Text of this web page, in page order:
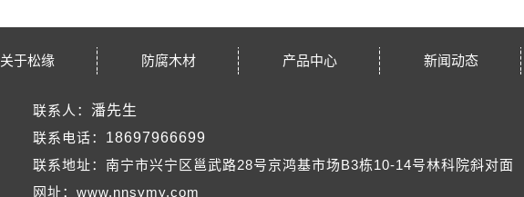
关于松缘 防腐木材 产品中心 新闻动态
联系人： 潘先生
联系电话： 18697966699
联系地址：南宁市兴宁区邕武路28号京鸿基市场B3栋10-14号林科院斜对面
网址：www.nnsymy.com